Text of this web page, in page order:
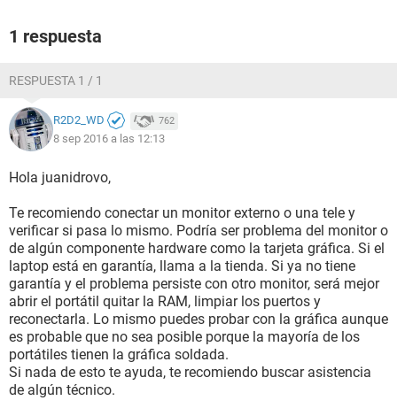
1 respuesta
RESPUESTA 1 / 1
R2D2_WD 762
8 sep 2016 a las 12:13
Hola juanidrovo,
Te recomiendo conectar un monitor externo o una tele y
verificar si pasa lo mismo. Podría ser problema del monitor o
de algún componente hardware como la tarjeta gráfica. Si el
laptop está en garantía, llama a la tienda. Si ya no tiene
garantía y el problema persiste con otro monitor, será mejor
abrir el portátil quitar la RAM, limpiar los puertos y
reconectarla. Lo mismo puedes probar con la gráfica aunque
es probable que no sea posible porque la mayoría de los
portátiles tienen la gráfica soldada.
Si nada de esto te ayuda, te recomiendo buscar asistencia
de algún técnico.